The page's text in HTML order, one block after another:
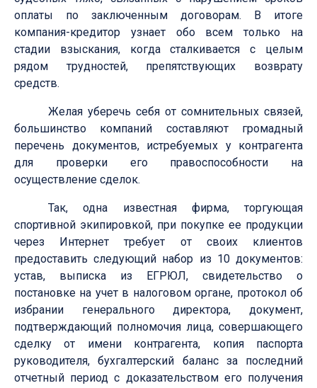
оплаты по заключенным договорам. В итоге
компания-кредитор узнает обо всем только на
стадии взыскания, когда сталкивается с целым
рядом трудностей, препятствующих возврату
средств.
Желая уберечь себя от сомнительных связей,
большинство компаний составляют громадный
перечень документов, истребуемых у контрагента
для проверки его правоспособности на
осуществление сделок.
Так, одна известная фирма, торгующая
спортивной экипировкой, при покупке ее продукции
через Интернет требует от своих клиентов
предоставить следующий набор из 10 документов:
устав, выписка из ЕГРЮЛ, свидетельство о
постановке на учет в налоговом органе, протокол об
избрании генерального директора, документ,
подтверждающий полномочия лица, совершающего
сделку от имени контрагента, копия паспорта
руководителя, бухгалтерский баланс за последний
отчетный период с доказательством его получения